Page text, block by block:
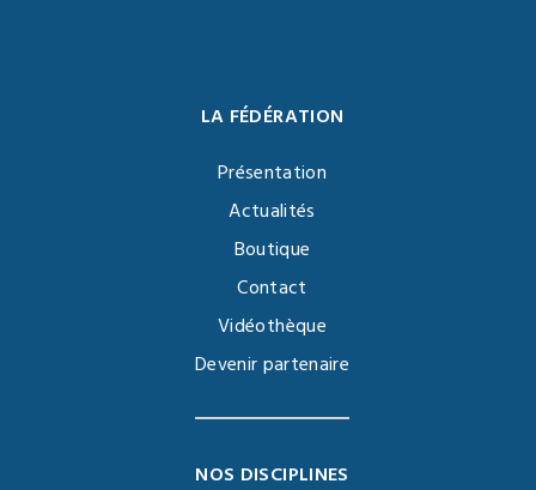
LA FÉDÉRATION
Présentation
Actualités
Boutique
Contact
Vidéothèque
Devenir partenaire
NOS DISCIPLINES